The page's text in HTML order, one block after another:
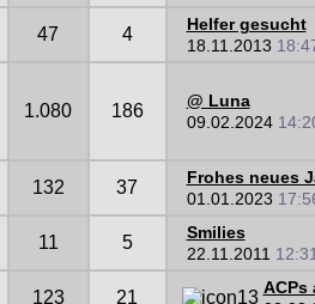
47 4
Helfer gesucht
18.11.2013
1.080 186
@ Luna
09.02.2024
132 37
Frohes neues
01.01.2023
11 5
Smilies
22.11.2011 12:31
123 21
ACPs